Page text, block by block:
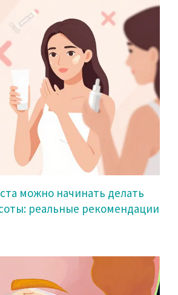
можно начинать делать
реальные рекомендации